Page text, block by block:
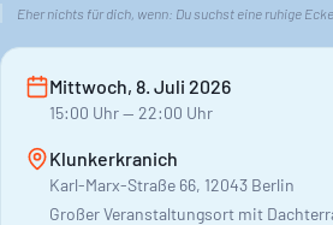
Eher nichts für dich, wenn: Du suchst eine ruhige
Mittwoch, 8. Juli 2026
15:00 Uhr— 22:00 Uhr
Klunkerkranich
Karl-Marx-Straße 66, 12043 Berlin
Großer Veranstaltungsort mit